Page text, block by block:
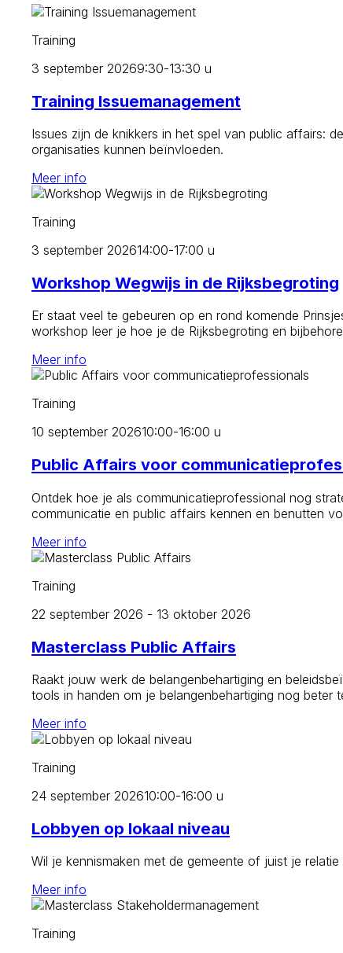
Training
3 september 20269:30-13:30 u
Training Issuemanagement
Issues zijn de knikkers in het spel van public affairs:
organisaties kunnen beïnvloeden.
Meer info
Training
3 september 202614:00-17:00 u
Workshop Wegwijs in de Rijksbegroting
Er staat veel te gebeuren op en rond komende
workshop leer je hoe je de Rijksbegroting en
Meer info
Training
10 september 202610:00-16:00 u
Public Affairs voor
Ontdek hoe je als communicatieprofessional nog
communicatie en public affairs kennen en benutten
Meer info
Training
22 september 2026 - 13 oktober 2026
Masterclass Public Affairs
Raakt jouw werk de belangenbehartiging en
tools in handen om je belangenbehartiging nog beter
Meer info
Training
24 september 202610:00-16:00 u
Lobbyen op lokaal niveau
Wil je kennismaken met de gemeente of juist je
Meer info
Training